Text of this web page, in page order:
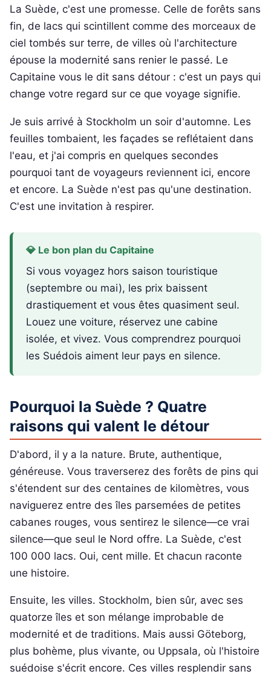
La Suède, c'est une promesse. Celle de forêts sans
fin, de lacs qui scintillent comme des morceaux de
ciel tombés sur terre, de villes où l'architecture
épouse la modernité sans renier le passé. Le
Capitaine vous le dit sans détour : c'est un pays qui
change votre regard sur ce que voyage signifie.
Je suis arrivé à Stockholm un soir d'automne. Les
feuilles tombaient, les façades se reflétaient dans
l'eau, et j'ai compris en quelques secondes
pourquoi tant de voyageurs reviennent ici, encore
et encore. La Suède n'est pas qu'une destination.
C'est une invitation à respirer.
💎 Le bon plan du Capitaine
Si vous voyagez hors saison touristique
(septembre ou mai), les prix baissent
drastiquement et vous êtes quasiment seul.
Louez une voiture, réservez une cabine
isolée, et vivez. Vous comprendrez pourquoi
les Suédois aiment leur pays en silence.
Pourquoi la Suède ? Quatre
raisons qui valent le détour
D'abord, il y a la nature. Brute, authentique,
généreuse. Vous traverserez des forêts de pins qui
s'étendent sur des centaines de kilomètres, vous
naviguerez entre des îles parsemées de petites
cabanes rouges, vous sentirez le silence—ce vrai
silence—que seul le Nord offre. La Suède, c'est
100 000 lacs. Oui, cent mille. Et chacun raconte
une histoire.
Ensuite, les villes. Stockholm, bien sûr, avec ses
quatorze îles et son mélange improbable de
modernité et de traditions. Mais aussi Göteborg,
plus bohème, plus vivante, ou Uppsala, où l'histoire
suédoise s'écrit encore. Ces villes resplendir sans